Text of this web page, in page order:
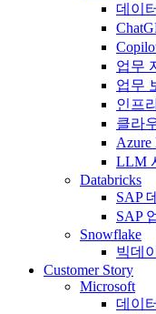
데이
업무
업무
인프
클라
Azure
LLM
Databricks
SAP
SAP
Snowflake
빅데
Customer Story
Microsoft
데이